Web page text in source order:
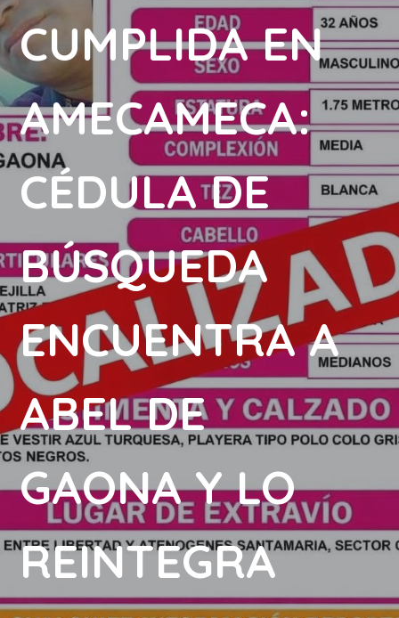
CUMPLIDA EN
AMECAMECA:
CÉDULA DE
BÚSQUEDA
ENCUENTRA A
ABEL DE
GAONA Y LO
REINTEGRA